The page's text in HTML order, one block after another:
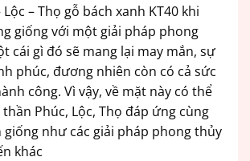
– Thọ gỗ bách xanh KT40 khi
giống với một giải pháp phong
cái gì đó sẽ mang lại may mắn, sự
phúc, đương nhiên còn có cả sức
công. Vì vậy, về mặt này có thể
Phúc, Lộc, Thọ đáp ứng cùng
như các giải pháp phong thủy
khác